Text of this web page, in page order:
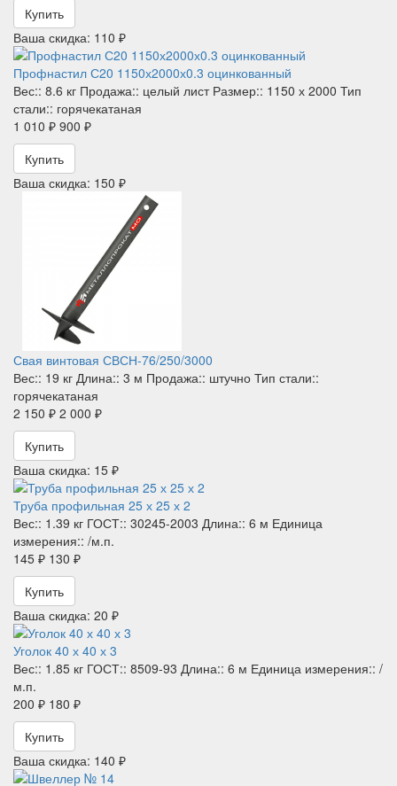
Купить
Ваша скидка: 110 ₽
Профнастил С20 1150х2000х0.3 оцинкованный
Вес:: 8.6 кг Продажа:: целый лист Размер:: 1150 х 2000 Тип
стали:: горячекатаная
1 010 ₽ 900 ₽
Купить
Ваша скидка: 150 ₽
Свая винтовая СВСН-76/250/3000
Вес:: 19 кг Длина:: 3 м Продажа:: штучно Тип стали::
горячекатаная
2 150 ₽ 2 000 ₽
Купить
Ваша скидка: 15 ₽
Труба профильная 25 х 25 х 2
Вес:: 1.39 кг ГОСТ:: 30245-2003 Длина:: 6 м Единица
измерения:: /м.п.
145 ₽ 130 ₽
Купить
Ваша скидка: 20 ₽
Уголок 40 х 40 х 3
Вес:: 1.85 кг ГОСТ:: 8509-93 Длина:: 6 м Единица измерения:: /
м.п.
200 ₽ 180 ₽
Купить
Ваша скидка: 140 ₽